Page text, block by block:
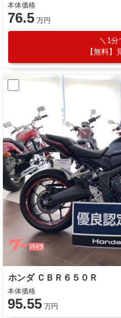
本体価格
76.5 万円
1分
【無料
ホンダ ＣＢＲ６５０Ｒ
本体価格
95.55 万円